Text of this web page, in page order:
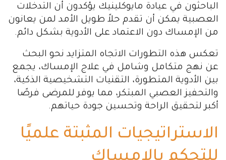
الباحثون في عيادة مايوكلينيك يؤكدون أن التدخلات
العصبية يمكن أن تقدم حلاً طويل الأمد لمن يعانون
من الإمساك دون الاعتماد على الأدوية بشكل دائم.
تعكس هذه التطورات الاتجاه المتزايد نحو البحث
عن نهج متكامل وشامل في علاج الإمساك، يجمع
بين الأدوية المتطورة، التقنيات التشخيصية الذكية،
والتحفيز العصبي المبتكر، مما يوفر للمرضى فرصًا
أكبر لتحقيق الراحة وتحسين جودة حياتهم.
الاستراتيجيات المثبتة علميًا